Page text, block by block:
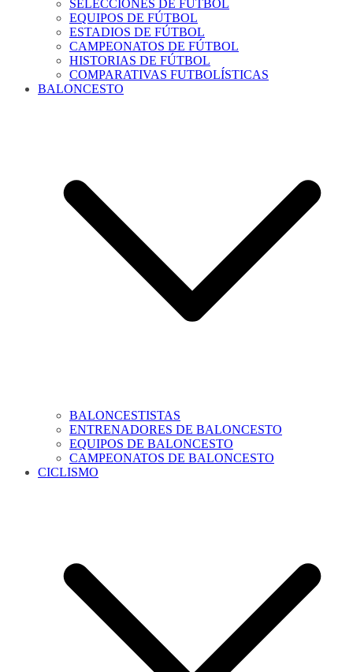
SELECCIONES DE FÚTBOL
EQUIPOS DE FÚTBOL
ESTADIOS DE FÚTBOL
CAMPEONATOS DE FÚTBOL
HISTORIAS DE FÚTBOL
COMPARATIVAS FUTBOLÍSTICAS
BALONCESTO
BALONCESTISTAS
ENTRENADORES DE BALONCESTO
EQUIPOS DE BALONCESTO
CAMPEONATOS DE BALONCESTO
CICLISMO